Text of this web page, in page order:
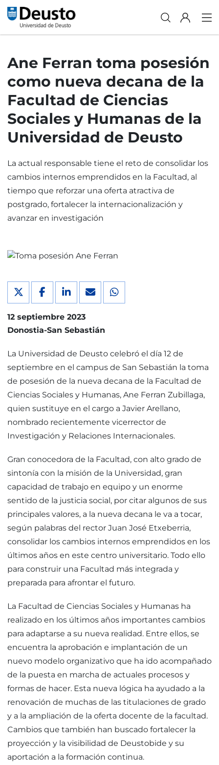
Ane Ferran toma posesión
como nueva decana de la
Facultad de Ciencias
Sociales y Humanas de la
Universidad de Deusto
La actual responsable tiene el reto de consolidar los
cambios internos emprendidos en la Facultad, al
tiempo que reforzar una oferta atractiva de
postgrado, fortalecer la internacionalización y
avanzar en investigación
12 septiembre 2023
Donostia-San Sebastián
La Universidad de Deusto celebró el día 12 de
septiembre en el campus de San Sebastián la toma
de posesión de la nueva decana de la Facultad de
Ciencias Sociales y Humanas, Ane Ferran Zubillaga,
quien sustituye en el cargo a Javier Arellano,
nombrado recientemente vicerrector de
Investigación y Relaciones Internacionales.
Gran conocedora de la Facultad, con alto grado de
sintonía con la misión de la Universidad, gran
capacidad de trabajo en equipo y un enorme
sentido de la justicia social, por citar algunos de sus
principales valores, a la nueva decana le va a tocar,
según palabras del rector Juan José Etxeberria,
consolidar los cambios internos emprendidos en los
últimos años en este centro universitario. Todo ello
para construir una Facultad más integrada y
preparada para afrontar el futuro.
La Facultad de Ciencias Sociales y Humanas ha
realizado en los últimos años importantes cambios
para adaptarse a su nueva realidad. Entre ellos, se
encuentra la aprobación e implantación de un
nuevo modelo organizativo que ha ido acompañado
de la puesta en marcha de actuales procesos y
formas de hacer. Esta nueva lógica ha ayudado a la
renovación de muchas de las titulaciones de grado
y a la ampliación de la oferta docente de la facultad.
Cambios que también han buscado fortalecer la
proyección y la visibilidad de Deustobide y su
aportación a la formación continua.